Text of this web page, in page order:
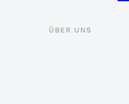
ÜBER UNS